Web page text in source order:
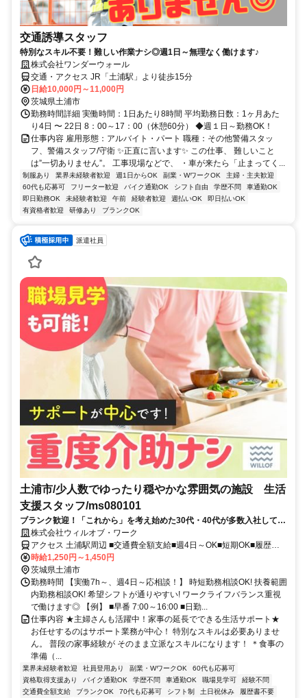
交通誘導スタッフ
特別なスキル不要！難しい作業ナシ◎週1日～無理なく働けます♪
株式会社ワンダーウォール
交通・アクセス JR「土浦駅」より徒歩15分
日給10,000円～11,000円
茨城県土浦市
勤務時間詳細 実働時間：1日あたり8時間 平均勤務日数：1ヶ月あた
り4日 〜 22日 8：00～17：00（休憩60分） ◆週１日～勤務OK！
仕事内容 雇用形態：アルバイト・パート 職種：その他警備スタッ
フ、警備スタッフ/守衛 ✨正直に言います✨ この仕事、 難しいこと
は”一切ありません”。 工事現場などで、 ・車が来たら「止まってく...
制服あり 業界未経験者歓迎 週1日からOK 副業・WワークOK
主婦・主夫歓迎
60代も応募可
フリーター歓迎 バイク通勤OK シフト自由 学歴不問
車通勤OK
即日勤務OK
未経験者歓迎 午前 経験者歓迎 週払いOK
即日払いOK
有資格者歓迎
研修あり ブランクOK
派遣社員
土浦市/少人数でゆったり穏やかな雰囲気の施設 生活
支援スタッフ/ms080101
ブランク歓迎！「これから」を考え始めた30代・40代が多数入社してい
ます！無資格・未経験から安定業界へ★週4日～OK、家事スキルが活か
せる生活支援！
株式会社ウィルオブ・ワーク
アクセス 土浦駅周辺 ■交通費全額支給■週4日～OK■短期OK■履歴書
不要
時給1,250円～1,450円
茨城県土浦市
勤務時間 【実働7h～、週4日～応相談！】 時短勤務相談OK! 扶養範囲
内勤務相談OK! 希望シフトが通りやすい! ワークライフバランス重視
で働けます◎ 【例】 ■早番 7:00～16:00 ■日勤...
仕事内容 ★主婦さんも活躍中！家事の延長でできる生活サポート★
お任せするのはサポート業務が中心！ 特別なスキルは必要ありませ
ん。 普段の家事経験が そのまま立派なスキルになります！ ＊食事の
準備（...
業界未経験者歓迎 社員登用あり 副業・WワークOK
60代も応募可
資格取得支援あり
バイク通勤OK 学歴不問 車通勤OK 職場見学可
経験不問
交通費全額支給
ブランクOK 70代も応募可 シフト制 土日祝休み
履歴書不要